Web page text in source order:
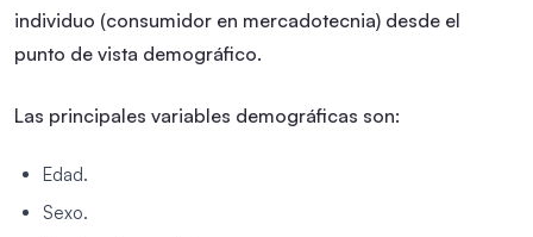
individuo (consumidor en mercadotecnia) desde el
punto de vista demográfico.
Las principales variables demográficas son:
Edad.
Sexo.